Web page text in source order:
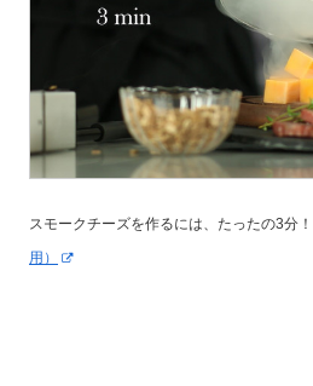
スモークチーズを作るには、たったの3分！
用）